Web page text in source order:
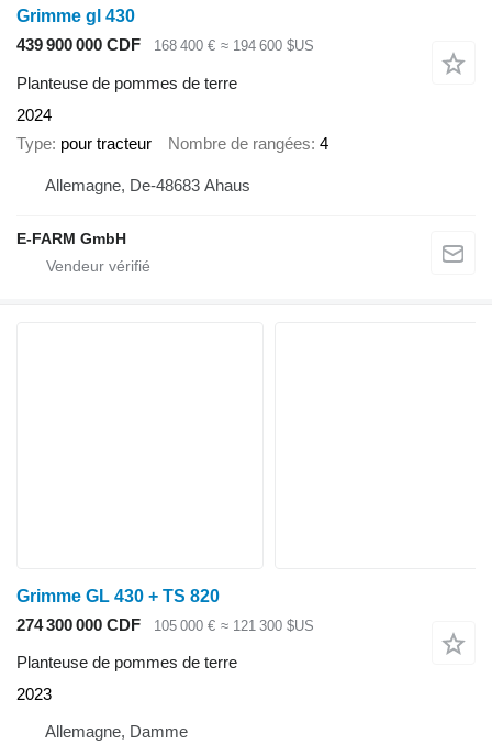
Grimme gl 430
439 900 000 CDF
168 400 € ≈ 194 600 $US
Planteuse de pommes de terre
2024
Type pour tracteur Nombre de rangées 4
Allemagne, De-48683 Ahaus
E-FARM GmbH
Grimme GL 430 + TS 820
274 300 000 CDF
105 000 € ≈ 121 300 $US
Planteuse de pommes de terre
2023
Allemagne, Damme